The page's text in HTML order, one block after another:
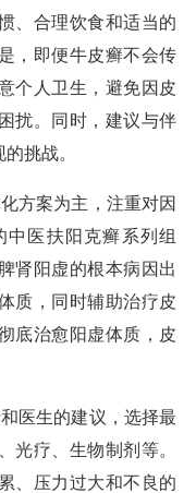
、合理饮食和适当的
，即便牛皮癣不会传
个人卫生，避免因皮
扰。同时，建议与伴
挑战。
方案为主，注重对因
医扶阳克癣系列组
肾阳虚的根本病因出
质，同时辅助治疗皮
底治愈阳虚体质，皮
医生的建议，选择最
光疗、生物制剂等。
、压力过大和不良的